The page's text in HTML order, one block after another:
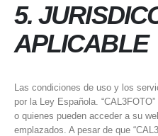
5.
APLICABLE
Las condiciones de uso y los
por la Ley Española.
o quienes pueden acceder a su
emplazados. A pesar de que